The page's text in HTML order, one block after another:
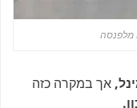
מלפנסה
אך במקרה כזה